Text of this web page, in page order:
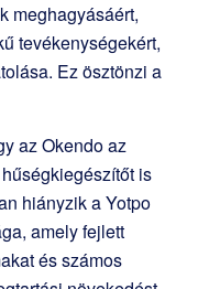
meghagyásáért,
tevékenységekért,
Ez ösztönzi a
az Okendo az
is
hiányzik a Yotpo
amely fejlett
és számos